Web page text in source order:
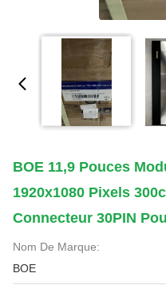
BOE 11,9 Pouces
1920x1080 Pixels
Connecteur 30PIN
Nom De Marque:
BOE